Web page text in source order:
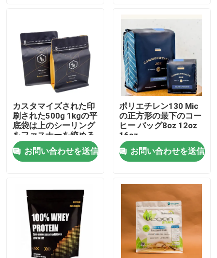
企業情報
会社案内
お問い合わせ
ニュース
すべての場合
食品包装袋
コーヒー包装袋
カスタマイズされた印
刷された500g 1kgの平
底袋は上のシーリング
をファスナーを絞める
お問い合わせを送信
ポリエチレン130 Mic
の正方形の最下のコー
ヒー バッグ8oz 12oz
16oz
お問い合わせを送信